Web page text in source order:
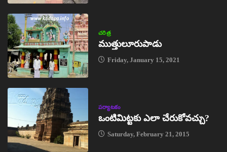
చరిత్ర
ముత్తులూరుపాడు
Friday, January 15, 2021
పర్యాటకం
ఒంటిమిట్టకు ఎలా చేరుకోవచ్చు?
Saturday, February 21, 2015